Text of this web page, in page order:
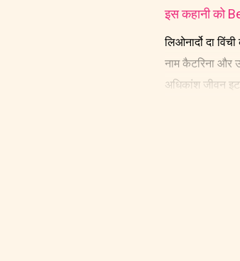
इस कहानी को
लिओनार्दो दा
नाम कैटरिना और
अधिकांश जीवन